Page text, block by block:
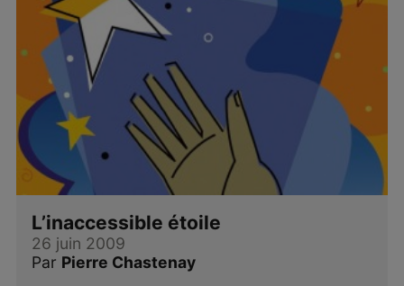
L’inaccessible étoile
26 juin 2009
Par Pierre Chastenay